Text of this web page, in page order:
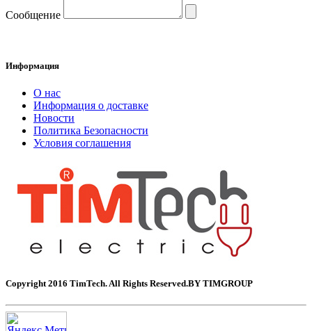
Сообщение
Информация
О нас
Информация о доставке
Новости
Политика Безопасности
Условия соглашения
Copyright 2016 TimTech. All Rights Reserved.BY TIMGROUP